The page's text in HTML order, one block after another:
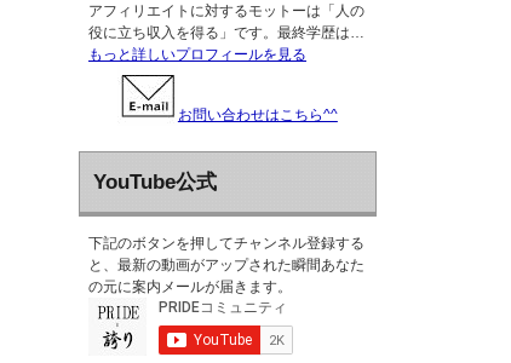
アフィリエイトに対するモットーは「人の
役に立ち収入を得る」です。最終学歴は…
もっと詳しいプロフィールを見る
お問い合わせはこちら^^
YouTube公式
下記のボタンを押してチャンネル登録する
と、最新の動画がアップされた瞬間あなた
の元に案内メールが届きます。